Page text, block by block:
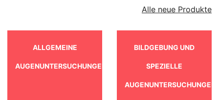
Alle neue Produkte
ALLGEMEINE
AUGENUNTERSUCHUNGEN
BILDGEBUNG UND
SPEZIELLE
AUGENUNTERSUCHUNGEN